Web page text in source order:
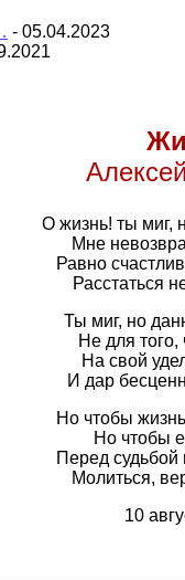
- 05.04.2023
О жизнь! ты миг,
Мне
Равно
Расстаться
Ты миг, но
Не для того,
На свой
И дар
Но чтобы
Но чтобы
Перед судьбой
Молиться,
10